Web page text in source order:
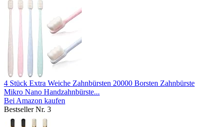
4 Stück Extra Weiche Zahnbürsten 20000 Borsten Zahnbürste
Mikro Nano Handzahnbürste...
Bei Amazon kaufen
Bestseller Nr. 3